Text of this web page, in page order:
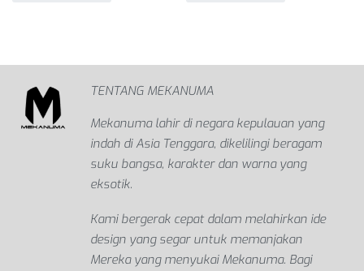
TENTANG MEKANUMA
Mekanuma lahir di negara kepulauan yang
indah di Asia Tenggara, dikelilingi beragam
suku bangsa, karakter dan warna yang
eksotik.
Kami bergerak cepat dalam melahirkan ide
design yang segar untuk memanjakan
Mereka yang menyukai Mekanuma. Bagi